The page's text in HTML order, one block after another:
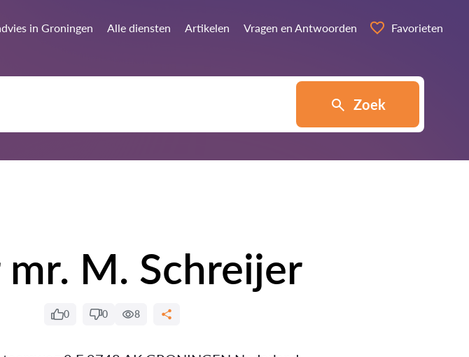
in Groningen Alle diensten Artikelen Vragen en Antwoorden Favorieten
Zoek
M. Schreijer
0 0 8